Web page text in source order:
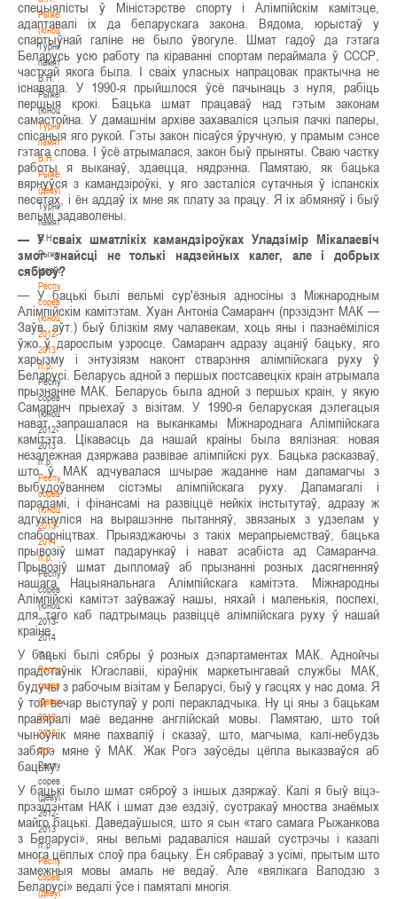
Рыженкова
(юноши)
Турнир
памяти
В.Н.
Рыженкова
(юноши)
Турнир
памяти
В.Н.
Рыженкова
(девушки)
Турнир
памяти
В.Н.
Рыженкова
(девушки)
Республиканские
соревнования
(юноши)
2012-
2013
гг.р.
Республиканские
соревнования
(юноши)
2012-
2013
гг.р.
Республиканские
соревнования
(юноши)
2013-
2014
гг.р.
Республиканские
соревнования
(юноши)
2013-
2014
гг.р.
Республиканские
соревнования
(девушки)
2012-
2013
гг.р.
Республиканские
соревнования
(девушки)
2012-
2013
гг.р.
Республиканские
соревнования
(девушки)
спецыялісты ў Міністэрстве спорту і Алімпійскім камітэце,
адаптавалі іх да беларускага закона. Вядома, юрыстаў у
спартыўнай галіне не было ўвогуле. Шмат гадоў да гэтага
Беларусь усю работу па кіраванні спортам пераймала ў СССР,
часткай якога была. І сваіх уласных напрацовак практычна не
існавала. У 1990-я прыйшлося ўсё пачынаць з нуля, рабіць
першыя крокі. Бацька шмат працаваў над гэтым законам
самастойна. У дамашнім архіве захаваліся цэлыя пачкі паперы,
спісаныя яго рукой. Гэты закон пісаўся ўручную, у прамым сэнсе
гэтага слова. І ўсё атрымалася, закон быў прыняты. Сваю частку
работы я выканаў, здаецца, нядрэнна. Памятаю, як бацька
вярнуўся з камандзіроўкі, у яго засталіся сутачныя ў іспанскіх
песетах, і ён аддаў іх мне як плату за працу. Я іх абмяняў і быў
вельмі задаволены.
— У сваіх шматлікіх камандзіроўках Уладзімір Мікалаевіч
змог знайсці не толькі надзейных калег, але і добрых
сяброў?
— У бацькі былі вельмі сур'ёзныя адносіны з Міжнародным
Алімпійскім камітэтам. Хуан Антоніа Самаранч (прэзідэнт МАК —
Заўв. аўт.) быў блізкім яму чалавекам, хоць яны і пазнаёміліся
ўжо ў дарослым узросце. Самаранч адразу ацаніў бацьку, яго
харызму і энтузіязм наконт стварэння алімпійскага руху ў
Беларусі. Беларусь адной з першых постсавецкіх краін атрымала
прызнанне МАК. Беларусь была адной з першых краін, у якую
Самаранч прыехаў з візітам. У 1990-я беларуская дэлегацыя
нават запрашалася на выканкамы Міжнароднага Алімпійскага
камітэта. Цікавасць да нашай краіны была вялізная: новая
незалежная дзяржава развівае алімпійскі рух. Бацька расказваў,
што ў МАК адчувалася шчырае жаданне нам дапамагчы з
выбудоўваннем сістэмы алімпійскага руху. Дапамагалі і
парадамі, і фінансамі на развіццё нейкіх інстытутаў, адразу ж
адгукнуліся на вырашэнне пытанняў, звязаных з удзелам у
спаборніцтвах. Прыязджаючы з такіх мерапрыемстваў, бацька
прывозіў шмат падарункаў і нават асабіста ад Самаранча.
Прывозіў шмат дыпломаў аб прызнанні розных дасягненняў
нашага Нацыянальнага Алімпійскага камітэта. Міжнародны
Алімпійскі камітэт заўважаў нашы, няхай і маленькія, поспехі,
для таго каб падтрымаць развіццё алімпійскага руху ў нашай
краіне.
У бацькі былі сябры ў розных дэпартаментах МАК. Аднойчы
прадстаўнік Югаславіі, кіраўнік маркетынгавай службы МАК,
будучы з рабочым візітам у Беларусі, быў у гасцях у нас дома. Я
ў той вечар выступаў у ролі перакладчыка. Ну ці яны з бацькам
правяралі маё веданне англійскай мовы. Памятаю, што той
чыноўнік мяне пахваліў і сказаў, што, магчыма, калі-небудзь
забярэ мяне ў МАК. Жак Рогэ заўсёды цёпла выказваўся аб
бацьку.
У бацькі было шмат сяброў з іншых дзяржаў. Калі я быў віцэ-
прэзідэнтам НАК і шмат дзе ездзіў, сустракаў мноства знаёмых
майго бацькі. Даведаўшыся, што я сын «таго самага Рыжанкова
з Беларусі», яны вельмі радаваліся нашай сустрэчы і казалі
многа цёплых слоў пра бацьку. Ён сябраваў з усімі, прытым што
замежныя мовы амаль не ведаў. Але «вялікага Валодзю з
Беларусі» ведалі ўсе і памяталі многія.